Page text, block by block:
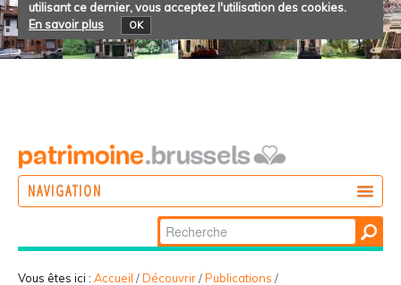
utilisant ce dernier, vous acceptez l'utilisation des cookies.
En savoir plus
OK
NAVIGATION
Chercher par
Recherche
avancée…
Vous êtes ici : Accueil /Découvrir/Publications /